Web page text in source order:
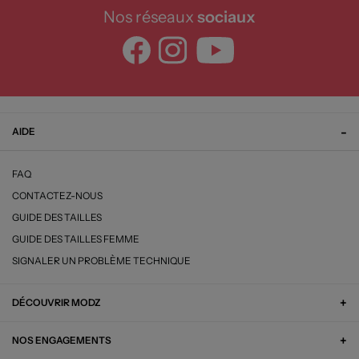
Nos réseaux sociaux
AIDE
FAQ
CONTACTEZ-NOUS
GUIDE DES TAILLES
GUIDE DES TAILLES FEMME
SIGNALER UN PROBLÈME TECHNIQUE
DÉCOUVRIR MODZ
NOS ENGAGEMENTS